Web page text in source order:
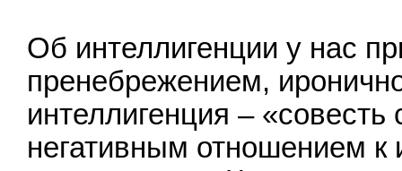
Об интеллигенции у нас
пренебрежением,
интеллигенция –
негативным отношением к